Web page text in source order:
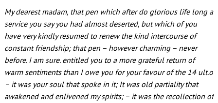
My dearest madam, that pen which after do glorious life long a
service you say you had almost deserted, but which of you
have very kindly resumed to renew the kind intercourse of
constant friendship; that pen – however charming – never
before. I am sure. entitled you to a more grateful return of
warm sentiments than I owe you for your favour of the 14 ult.o
– it was your soul that spoke in it; It was old partiality that
awakened and enlivened my spirits; – it was the recollection of